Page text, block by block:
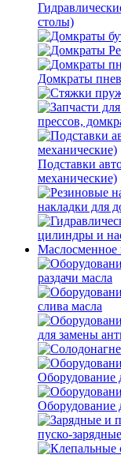
столы)
Домкраты
прессов,
Подставки
механические)
накладки для
цилиндры и
Маслосменное
раздачи масла
слива масла
для замены
Оборудование
пуско-